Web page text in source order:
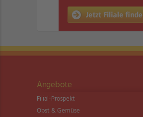
Angebote
Filial-Prospekt
Obst & Gemüse